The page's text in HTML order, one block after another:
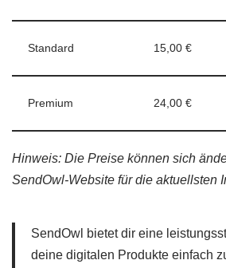
Standard 15,00 €
Premium 24,00 €
Hinweis: Die Preise können sich
SendOwl-Website für die aktuellsten
SendOwl bietet dir eine
deine digitalen Produkte einfach